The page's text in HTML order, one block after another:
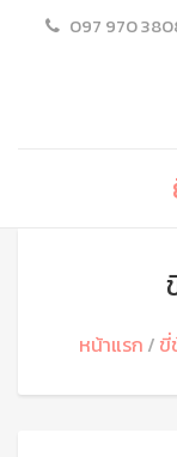
097 970
หน้าแรก ขี่